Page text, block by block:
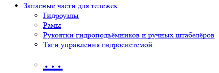
Запасные части для тележек
Гидроузлы
Рамы
Рукоятки гидроподъёмников и ручных штабелёров
Тяги управления гидросистемой
…